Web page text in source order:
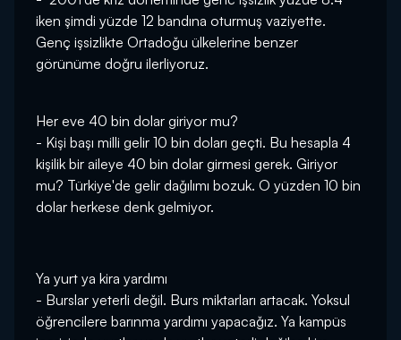
iken şimdi yüzde 12 bandına oturmuş vaziyette.
Genç işsizlikte Ortadoğu ülkelerine benzer
görünüme doğru ilerliyoruz.
Her eve 40 bin dolar giriyor mu?
- Kişi başı milli gelir 10 bin doları geçti. Bu hesapla 4
kişilik bir aileye 40 bin dolar girmesi gerek. Giriyor
mu? Türkiye'de gelir dağılımı bozuk. O yüzden 10 bin
dolar herkese denk gelmiyor.
Ya yurt ya kira yardımı
- Burslar yeterli değil. Burs miktarları artacak. Yoksul
öğrencilere barınma yardımı yapacağız. Ya kampüs